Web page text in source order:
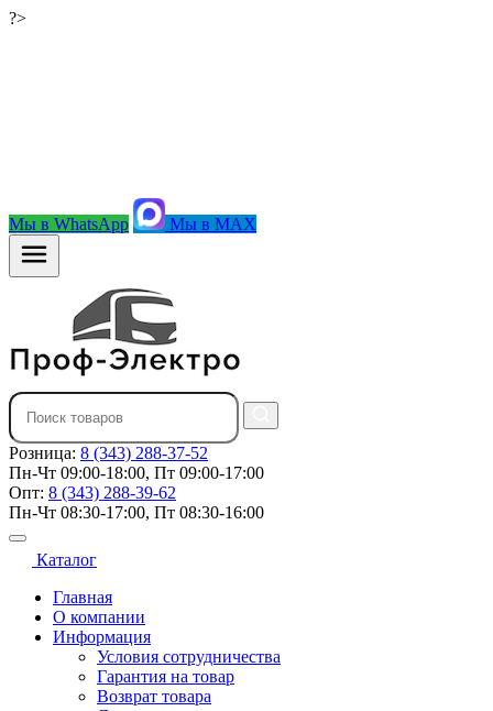
?>
Мы в WhatsApp Мы в MAX
Розница: 8 (343) 288-37-52
Пн-Чт 09:00-18:00, Пт 09:00-17:00
Опт: 8 (343) 288-39-62
Пн-Чт 08:30-17:00, Пт 08:30-16:00
Каталог
Главная
О компании
Информация
Условия сотрудничества
Гарантия на товар
Возврат товара